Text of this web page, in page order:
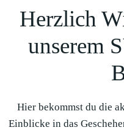
Herzlich
unserem
Hier bekommst du die
Einblicke in das